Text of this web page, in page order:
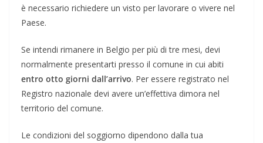
è necessario richiedere un visto per lavorare o vivere nel
Paese.
Se intendi rimanere in Belgio per più di tre mesi, devi
normalmente presentarti presso il comune in cui abiti
entro otto giorni dall’arrivo. Per essere registrato nel
Registro nazionale devi avere un’effettiva dimora nel
territorio del comune.
Le condizioni del soggiorno dipendono dalla tua